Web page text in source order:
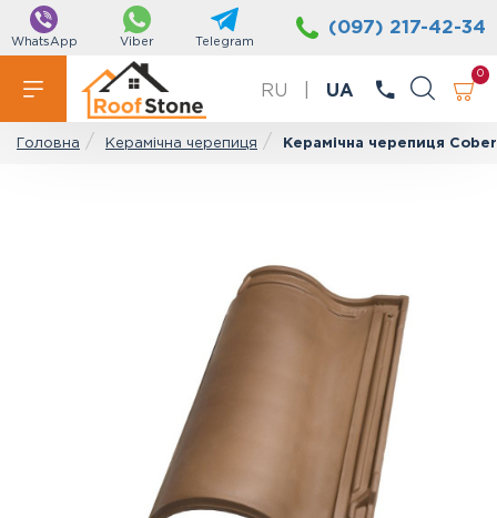
WhatsApp Viber Telegram
(097) 217-42-34
RU UA
0
Головна Керамічна черепиця Керамічна черепиця